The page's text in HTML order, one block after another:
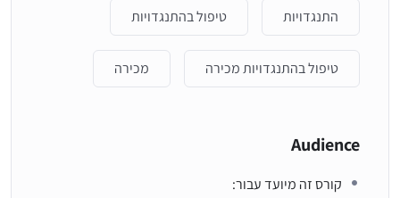
התנגדויות טיפול בהתנגדויות
טיפול בהתנגדויות מכירה מכירה
Audience
קורס זה מיועד עבור: